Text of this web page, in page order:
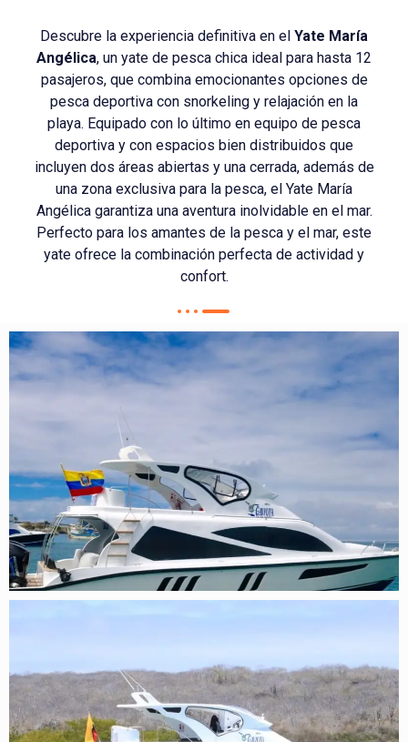
Descubre la experiencia definitiva en el Yate María
Angélica, un yate de pesca chica ideal para hasta 12
pasajeros, que combina emocionantes opciones de
pesca deportiva con snorkeling y relajación en la
playa. Equipado con lo último en equipo de pesca
deportiva y con espacios bien distribuidos que
incluyen dos áreas abiertas y una cerrada, además de
una zona exclusiva para la pesca, el Yate María
Angélica garantiza una aventura inolvidable en el mar.
Perfecto para los amantes de la pesca y el mar, este
yate ofrece la combinación perfecta de actividad y
confort.